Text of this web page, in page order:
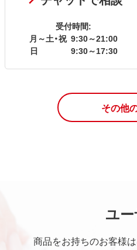
受付時間:
月～土・祝 9:30～21:00
日
9:30～17:30
その他
ユ
商品をお持ちのお客様